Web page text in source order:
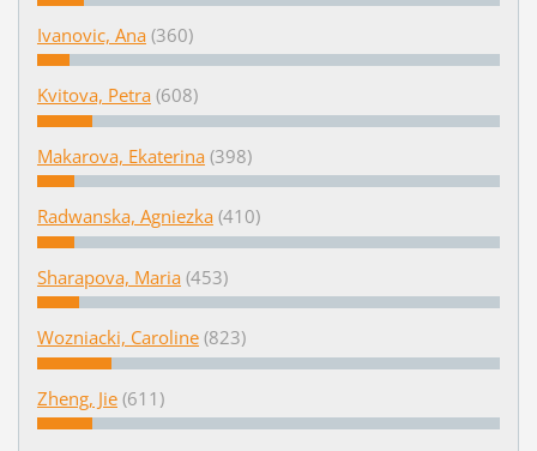
Ivanovic, Ana (360)
Kvitova, Petra (608)
Makarova, Ekaterina (398)
Radwanska, Agniezka (410)
Sharapova, Maria (453)
Wozniacki, Caroline (823)
Zheng, Jie (611)